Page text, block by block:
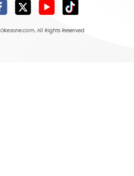
Okezone.com, All Rights Reserved